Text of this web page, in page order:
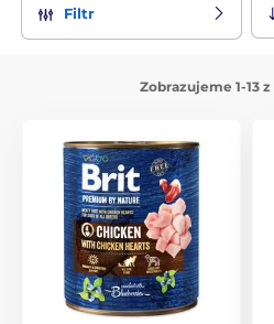
Filtr
Zobrazujeme 1-13